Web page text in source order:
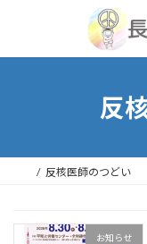
ン
ー
反
反核医師のつどい
お知らせ